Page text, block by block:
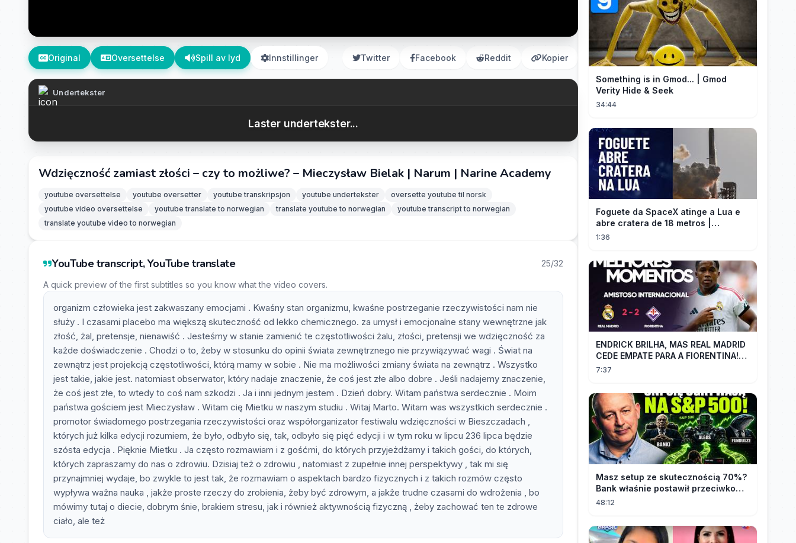
Original Oversettelse Spill av lyd Innstillinger Twitter Facebook Reddit Kopier
Undertekster
Laster undertekster...
Wdzięczność zamiast złości – czy to możliwe? – Mieczysław Bielak | Narum | Narine Academy
youtube oversettelse youtube oversetter youtube transkripsjon youtube undertekster
oversette youtube til norsk
youtube video oversettelse
youtube translate to norwegian translate youtube to norwegian
youtube transcript to norwegian
translate youtube video to norwegian
YouTube transcript, YouTube translate 25/32
A quick preview of the first subtitles so you know what the video covers.
organizm człowieka jest zakwaszany emocjami . Kwaśny stan organizmu, kwaśne postrzeganie rzeczywistości nam nie
służy . I czasami placebo ma większą skuteczność od lekko chemicznego. za umysł i emocjonalne stany wewnętrzne jak
złość, żal, pretensje, nienawiść . Jesteśmy w stanie zamienić te częstotliwości żalu, złości, pretensji we wdzięczność za
każde doświadczenie . Chodzi o to, żeby w stosunku do opinii świata zewnętrznego nie przywiązywać wagi . Świat na
zewnątrz jest projekcją częstotliwości, którą mamy w sobie . Nie ma możliwości zmiany świata na zewnątrz . Wszystko
jest takie, jakie jest. natomiast obserwator, który nadaje znaczenie, że coś jest złe albo dobre . Jeśli nadajemy znaczenie,
że coś jest złe, to wtedy to coś nam szkodzi . Ja i inni jednym jestem . Dzień dobry. Witam państwa serdecznie . Moim
państwa gościem jest Mieczysław . Witam cię Mietku w naszym studiu . Witaj Marto. Witam was wszystkich serdecznie .
promotor świadomego postrzegania rzeczywistości oraz współorganizator festiwalu wdzięczności w Bieszczadach ,
których już kilka edycji rozumiem, że było, odbyło się, tak, odbyło się pięć edycji i w tym roku w lipcu 236 lipca będzie
szósta edycja . Pięknie Mietku . Ja często rozmawiam i z gośćmi, do których przyjeżdżamy i takich gości, do których,
których zapraszamy do nas o zdrowiu. Dzisiaj też o zdrowiu , natomiast z zupełnie innej perspektywy , tak mi się
przynajmniej wydaje, bo zwykle to jest tak, że rozmawiam o aspektach bardzo fizycznych i z takich rozmów często
wypływa ważna nauka , jakże proste rzeczy do zrobienia, żeby być zdrowym, a jakże trudne czasami do wdrożenia , bo
mówimy tutaj o diecie, dobrym śnie, brakiem stresu, jak i również aktywnością fizyczną , żeby zachować ten te zdrowe
ciało, ale też
Something is in Gmod... | Gmod
Verity Hide & Seek
34:44
Foguete da SpaceX atinge a Lua e
abre cratera de 18 metros |
InfoMoney News
1:36
ENDRICK BRILHA, MAS REAL MADRID
CEDE EMPATE PARA A FIORENTINA!
MM - Real Madrid 2 x 2 Fiorentina
7:37
Masz setup ze skutecznością 70%?
Bank właśnie postawił przeciwko
tobie
48:12